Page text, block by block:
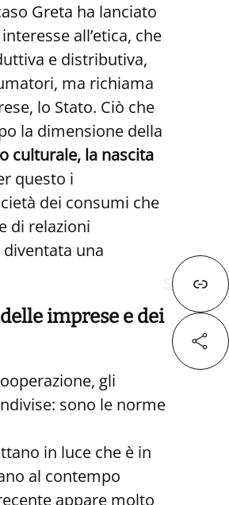
Greta ha lanciato
all’etica, che
e distributiva,
ma richiama
lo Stato. Ciò che
la dimensione della
culturale, la nascita
questo i
dei consumi che
di relazioni
una
imprese e dei
gli
sono le norme
in luce che è in
al contempo
appare molto
Successivo